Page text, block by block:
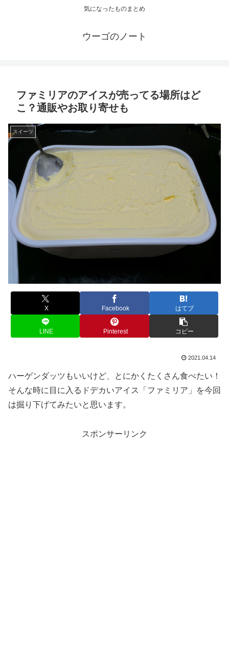
気になったものまとめ
ウーゴのノート
ファミリアのアイスが売ってる場所はど
こ？通販やお取り寄せも
スイーツ
X Facebook はてブ
LINE Pinterest コピー
2021.04.14
ハーゲンダッツもいいけど、とにかくたくさん食べたい！
そんな時に目に入るドデカいアイス「ファミリア」を今回
は掘り下げてみたいと思います。
スポンサーリンク